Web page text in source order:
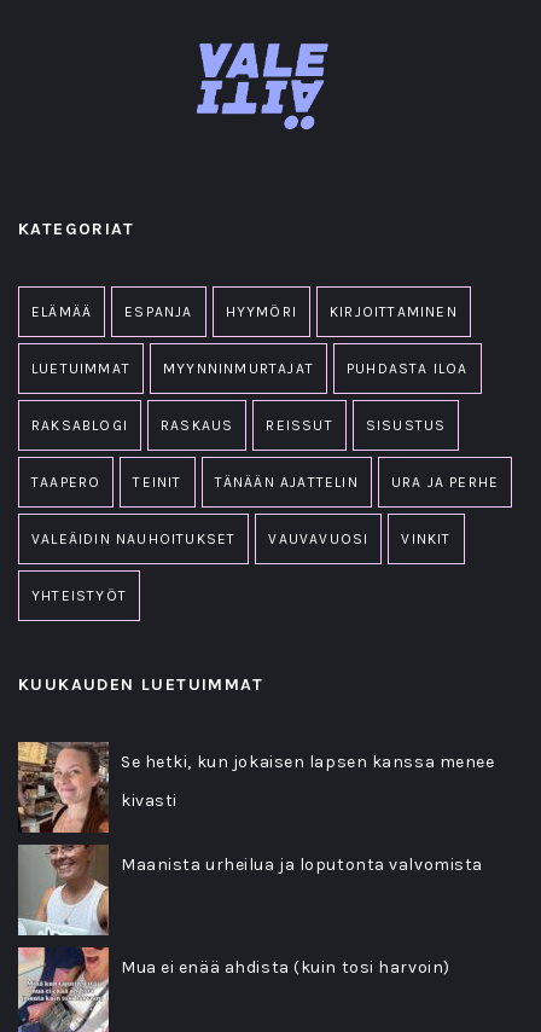
KATEGORIAT
ELÄMÄÄ ESPANJA HYYMÖRI KIRJOITTAMINEN
LUETUIMMAT MYYNNINMURTAJAT PUHDASTA ILOA
RAKSABLOGI RASKAUS REISSUT SISUSTUS
TAAPERO TEINIT TÄNÄÄN AJATTELIN URA JA PERHE
VALEÄIDIN NAUHOITUKSET VAUVAVUOSI VINKIT
YHTEISTYÖT
KUUKAUDEN LUETUIMMAT
Se hetki, kun jokaisen lapsen kanssa menee
kivasti
Maanista urheilua ja loputonta valvomista
Mua ei enää ahdista (kuin tosi harvoin)